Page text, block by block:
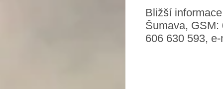
Bližší
Šumava, GSM:
606 630 593,